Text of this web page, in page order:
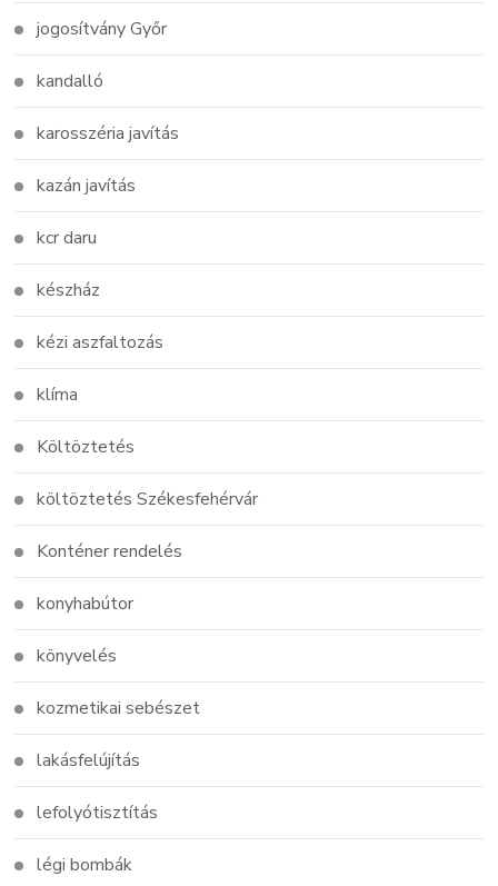
jogosítvány Győr
kandalló
karosszéria javítás
kazán javítás
kcr daru
készház
kézi aszfaltozás
klíma
Költöztetés
költöztetés Székesfehérvár
Konténer rendelés
konyhabútor
könyvelés
kozmetikai sebészet
lakásfelújítás
lefolyótisztítás
légi bombák